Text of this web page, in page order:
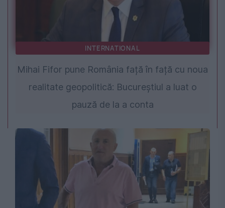
INTERNATIONAL
Mihai Fifor pune România față în față cu noua
realitate geopolitică: Bucureștiul a luat o
pauză de la a conta